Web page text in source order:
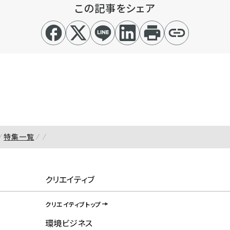
この記事をシェア
特集一覧
クリエイティブ
クリエイティブトップ
環境ビジネス